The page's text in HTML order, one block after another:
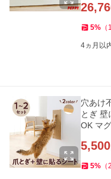
5% （
4ヵ月以
穴あけ
とぎ 壁
OK マグネット 壁に貼
5,500
5% （